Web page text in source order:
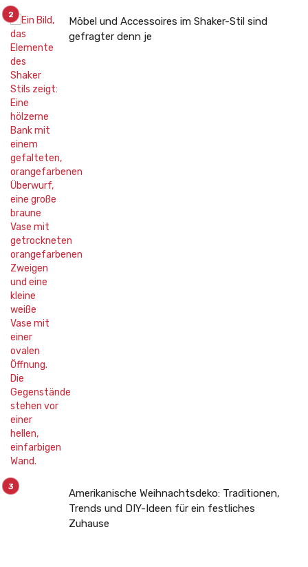
Möbel und Accessoires im Shaker-Stil sind
gefragter denn je
Amerikanische Weihnachtsdeko: Traditionen,
Trends und DIY-Ideen für ein festliches
Zuhause